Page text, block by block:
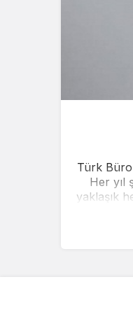
Türk
Her yıl
yaklaşık